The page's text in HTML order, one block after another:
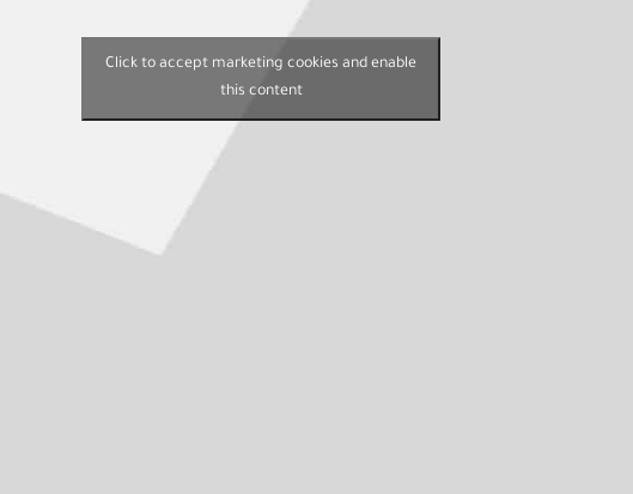
Click to accept marketing cookies and enable
this content